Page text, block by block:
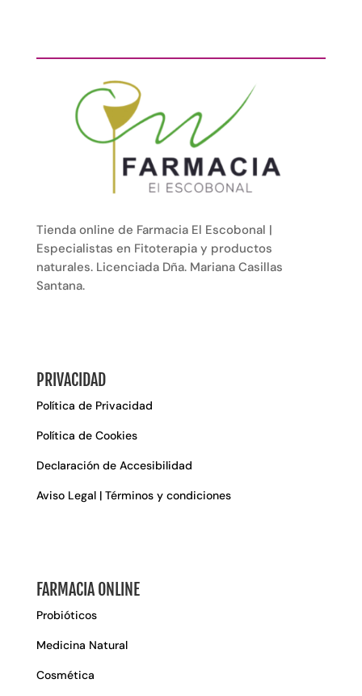
Tienda online de Farmacia El Escobonal |
Especialistas en Fitoterapia y productos
naturales. Licenciada Dña. Mariana Casillas
Santana.
PRIVACIDAD
Política de Privacidad
Política de Cookies
Declaración de Accesibilidad
Aviso Legal | Términos y condiciones
FARMACIA ONLINE
Probióticos
Medicina Natural
Cosmética